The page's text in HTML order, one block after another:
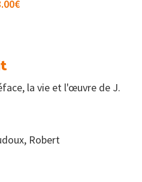
€
la vie et l'œuvre de J.
Robert